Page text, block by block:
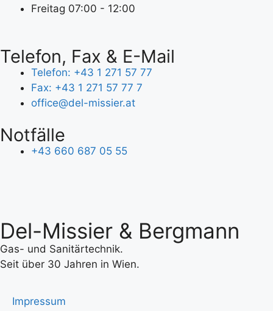
Freitag 07:00 - 12:00
Telefon, Fax & E-Mail
Telefon: +43 1 271 57 77
Fax: +43 1 271 57 77 7
office@del-missier.at
Notfälle
+43 660 687 05 55
Del-Missier & Bergmann
Gas- und Sanitärtechnik.
Seit über 30 Jahren in Wien.
Impressum